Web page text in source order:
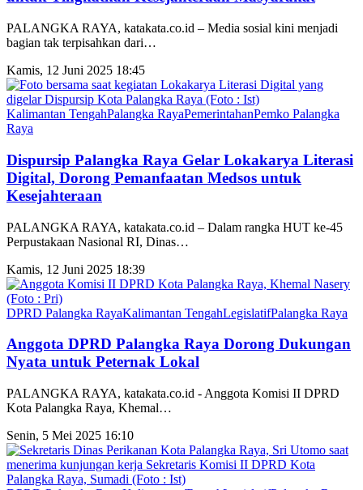
PALANGKA RAYA, katakata.co.id – Media sosial kini menjadi
bagian tak terpisahkan dari…
Kamis, 12 Juni 2025 18:45
Kalimantan TengahPalangka RayaPemerintahanPemko Palangka
Raya
Dispursip Palangka Raya Gelar Lokakarya Literasi
Digital, Dorong Pemanfaatan Medsos untuk
Kesejahteraan
PALANGKA RAYA, katakata.co.id – Dalam rangka HUT ke-45
Perpustakaan Nasional RI, Dinas…
Kamis, 12 Juni 2025 18:39
DPRD Palangka RayaKalimantan TengahLegislatifPalangka Raya
Anggota DPRD Palangka Raya Dorong Dukungan
Nyata untuk Peternak Lokal
PALANGKA RAYA, katakata.co.id - Anggota Komisi II DPRD
Kota Palangka Raya, Khemal…
Senin, 5 Mei 2025 16:10